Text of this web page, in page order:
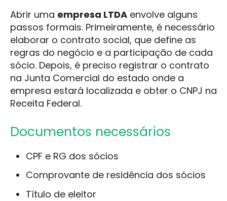
Abrir uma empresa LTDA envolve alguns
passos formais. Primeiramente, é necessário
elaborar o contrato social, que define as
regras do negócio e a participação de cada
sócio. Depois, é preciso registrar o contrato
na Junta Comercial do estado onde a
empresa estará localizada e obter o CNPJ na
Receita Federal.
Documentos necessários
CPF e RG dos sócios
Comprovante de residência dos sócios
Título de eleitor